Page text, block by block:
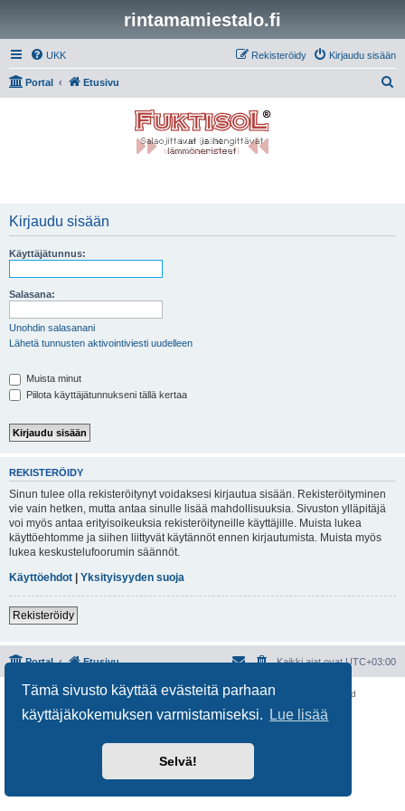
Tämä sivusto käyttää evästeitä parhaan
käyttäjäkokemuksen varmistamiseksi.
Lue lisää
Selvä!
rintamamiestalo.fi
UKK Kirjaudu sisään
Rekisteröidy
Portal Etusivu
Kirjaudu sisään
Käyttäjätunnus:
Salasana:
Unohdin salasanani
Lähetä tunnusten aktivointiviesti uudelleen
Muista minut
Piilota käyttäjätunnukseni tällä kertaa
REKISTERÖIDY
Sinun tulee olla rekisteröitynyt voidaksesi kirjautua sisään. Rekisteröityminen
vie vain hetken, mutta antaa sinulle lisää mahdollisuuksia. Sivuston ylläpitäjä
voi myös antaa erityisoikeuksia rekisteröityneille käyttäjille. Muista lukea
käyttöehtomme ja siihen liittyvät käytännöt ennen kirjautumista. Muista myös
lukea keskustelufoorumin säännöt.
Käyttöehdot | Yksityisyyden suoja
Rekisteröidy
Portal Etusivu Kaikki ajat ovatUTC+03:00
Keskustelufoorumin ohjelmistophpBB® Forum Software © phpBB Limited
Käännös: phpBB Suomi (lurttinen, harritapio, Pettis)